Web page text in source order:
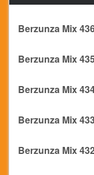
Berzunza Mix
Berzunza Mix
Berzunza Mix
Berzunza Mix
Berzunza Mix